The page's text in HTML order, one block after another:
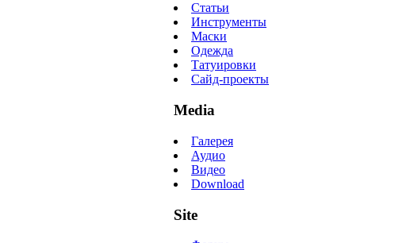
Статьи
Инструменты
Маски
Одежда
Татуировки
Сайд-проекты
Media
Галерея
Аудио
Видео
Download
Site